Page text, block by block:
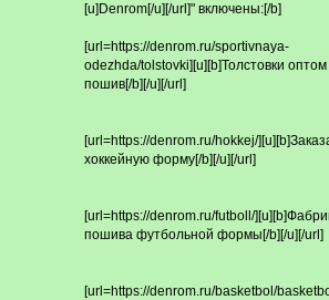
[u]Denrom[/u][/url]" включены:[/b]
[url=https://denrom.ru/sportivnaya-
odezhda/tolstovki][u][b]Толстовки оптом
пошив[/b][/u][/url]
[url=https://denrom.ru/hokkej/
хоккейную форму[/b][/u][/url]
[url=https://denrom.ru/futboll/
пошива футбольной формы[/b][/u][/url]
[url=https://denrom.ru/basketbol/